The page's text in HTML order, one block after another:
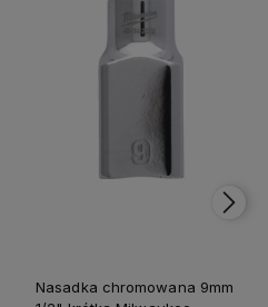
Nasadka chromowana 9mm